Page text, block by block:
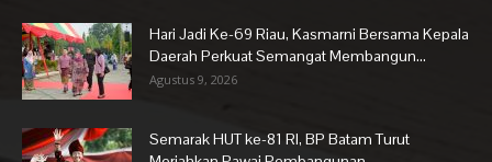
Hari Jadi Ke-69 Riau, Kasmarni Bersama Kepala
Daerah Perkuat Semangat Membangun...
Agustus 9, 2026
Semarak HUT ke-81 RI, BP Batam Turut